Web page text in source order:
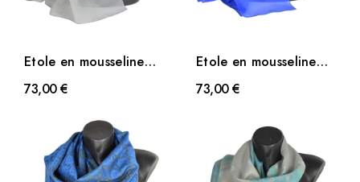
Etole en mousseline
de soie grise
73,00 €
Etole en mousseline
de soie bleu royal
73,00 €